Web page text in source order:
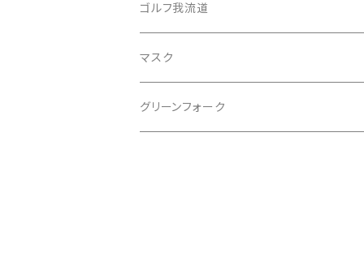
ゴルフ我流道
マスク
グリーンフォーク